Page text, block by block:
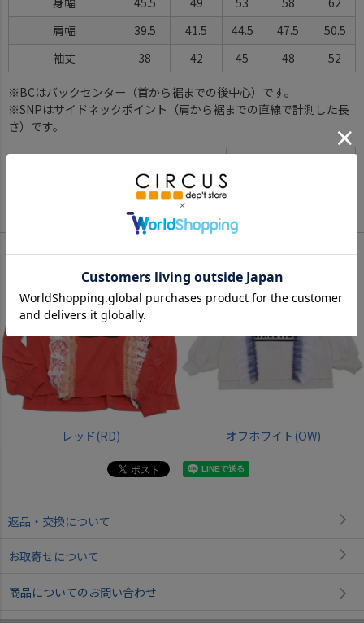
肩幅
39.5 41.5 44.5 47.5
50.5
袖丈
38 42 45 48 52
※BCはバックセンター（首から裾までの後中心）です。
※SNPはサイドネックポイント（肩から裾までの直線で計測した長
さ）です。
レッド(RD) オフホワイト(OW)
返品・交換について
お取寄せについて
商品についてのお問い合わせ